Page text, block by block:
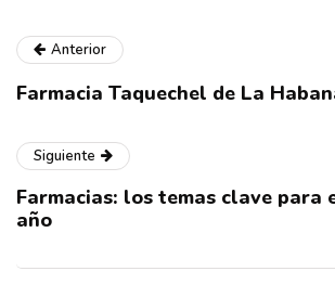
Anterior
Farmacia Taquechel de La
Siguiente
Farmacias: los temas clave para
año